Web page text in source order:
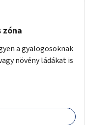
oldalán a Zichy
Damjanich utca
a gyalogosoknak
növény ládákat is